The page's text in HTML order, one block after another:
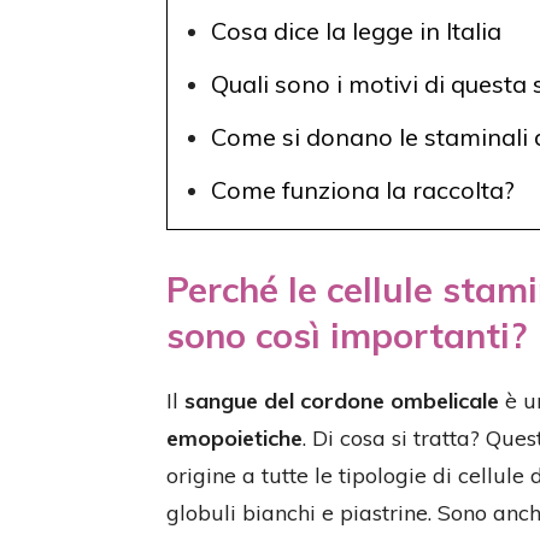
Cosa dice la legge in Italia
Quali sono i motivi di questa
Come si donano le staminali
Come funziona la raccolta?
Perché le cellule
sono così importanti?
Il sangue del cordone ombelicale è
emopoietiche. Di cosa si tratta?
origine a tutte le tipologie di cellule
globuli bianchi e piastrine. Sono